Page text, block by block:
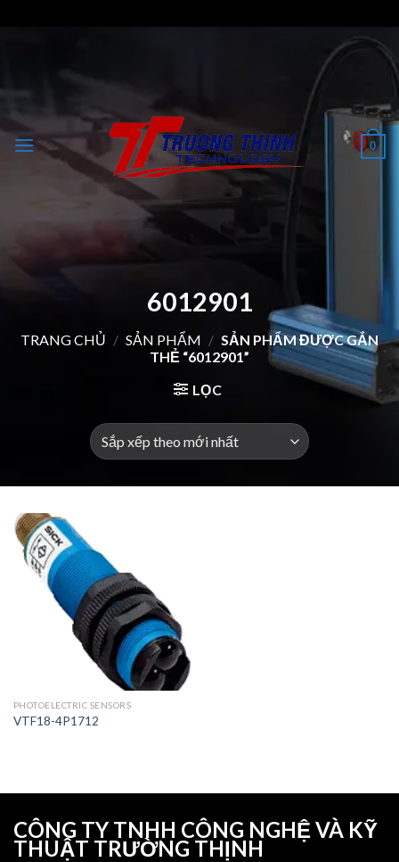
0
6012901
TRANG CHỦ / SẢN PHẨM / SẢN PHẨM ĐƯỢC GẮN
THẺ “6012901”
LỌC
PHOTOELECTRIC SENSORS
VTF18-4P1712
CÔNG TY TNHH CÔNG NGHỆ VÀ KỸ
THUẬT TRƯỜNG THỊNH